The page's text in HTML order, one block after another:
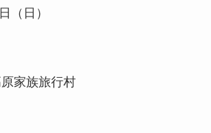
（日）
家族旅行村